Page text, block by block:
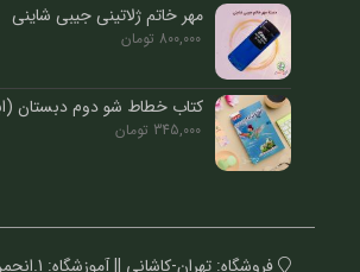
مهر خاتم ژلاتینی جیبی شاینی
800,000 تومان
کتاب خطاط شو دوم دبستان
345,000 تومان